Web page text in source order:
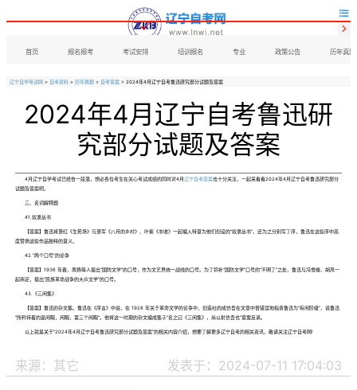

首页 报名报考 考试安排 培训报名 专业 政策公告 历年真题

辽宁自学考试网 > 自考资料 > 历年真题 > 自考答案 > 2024年4月辽宁自考鲁迅研究部分试题及答案
2024年4月辽宁自考鲁迅研
究部分试题及答案
4月辽宁自学考试已经告一段落，想必各位考生在关心考试成绩的同时对4月辽宁自考答案也十分关注，一起来看看2024年4月辽宁自考鲁迅研究部分
试题及答案吧。
三、名词解释题
41.奴隶丛书
【答案】鲁迅将萧红《生死场》与萧军《八月的乡村》、叶紫《丰收》一起编入特意为他们创设的“奴隶丛书”，还为之分别写了序，鲁迅在这些序中高
度赞扬这些作品独特的意义。
42.“两个口号”的论争
【答案】1936 年春，周扬等人提出“国防文学”的口号，作为文艺界统一战线的口号。为了弥补“国防文学”口号的“不明了”之处，鲁迅与冯雪峰、胡风一
起商定，提出“民族革命战争的大众文学”的口号。
43.《三闲集》
【答案】鲁迅的杂文集。鲁迅在《序言》中说，在 1928 年关于革命文学的论争中，创造社的成仿吾在文章中曾错误地指责鲁迅为“有闲阶级”，说鲁迅
“所矜持着的是闲暇，闲暇，第三个闲暇"。他将这一时期的杂文编成集子“名之曰《三闲集》，尚以射仿吾也”意寓反讽。
以上就是关于“2024年4月辽宁自考鲁迅研究部分试题及答案”的相关内容介绍，想要了解更多辽宁自考的相关资讯，敬请关注辽宁自考网!
来源：其它 发表于：2024-07-11 17:04:03